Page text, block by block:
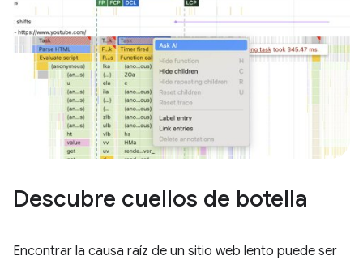
Descubre cuellos de botella
Encontrar la causa raíz de un sitio web lento puede ser